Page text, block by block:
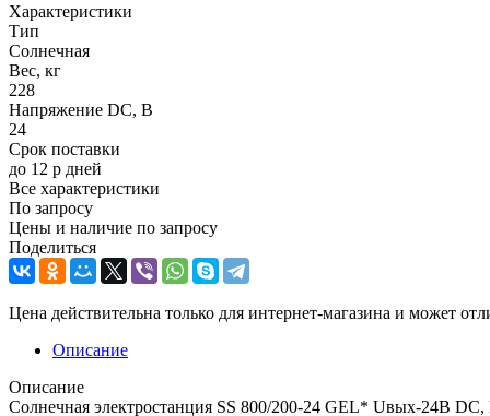
Характеристики
Тип
Солнечная
Вес, кг
228
Напряжение DC, В
24
Срок поставки
до 12 р дней
Все характеристики
По запросу
Цены и наличие по запросу
Поделиться
Цена действительна только для интернет-магазина и может
Описание
Описание
Солнечная электростанция SS 800/200-24 GEL* Uвых-24В DC,